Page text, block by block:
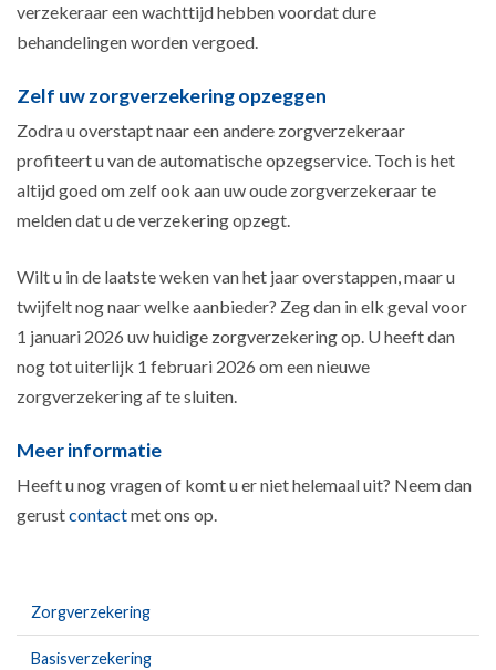
verzekeraar een wachttijd hebben voordat dure
behandelingen worden vergoed.
Zelf uw zorgverzekering opzeggen
Zodra u overstapt naar een andere zorgverzekeraar
profiteert u van de automatische opzegservice. Toch is het
altijd goed om zelf ook aan uw oude zorgverzekeraar te
melden dat u de verzekering opzegt.
Wilt u in de laatste weken van het jaar overstappen, maar u
twijfelt nog naar welke aanbieder? Zeg dan in elk geval voor
1 januari 2026 uw huidige zorgverzekering op. U heeft dan
nog tot uiterlijk 1 februari 2026 om een nieuwe
zorgverzekering af te sluiten.
Meer informatie
Heeft u nog vragen of komt u er niet helemaal uit? Neem dan
gerustcontactmet ons op.
Zorgverzekering
Basisverzekering